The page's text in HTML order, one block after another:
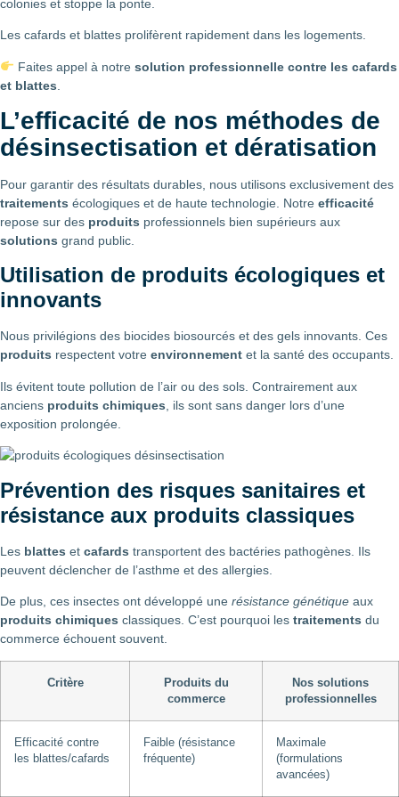
colonies et stoppe la ponte.
Les cafards et blattes prolifèrent rapidement dans les logements.
Faites appel à notre solution professionnelle contre les cafards
et blattes
L’efficacité de nos méthodes de
désinsectisation et dératisation
Pour garantir des résultats durables, nous utilisons exclusivement des
traitements écologiques et de haute technologie. Notre efficacité
repose sur des produits professionnels bien supérieurs aux
solutions grand public.
Utilisation de produits écologiques et
innovants
Nous privilégions des biocides biosourcés et des gels innovants. Ces
produits respectent votre environnement et la santé des occupants.
Ils évitent toute pollution de l’air ou des sols. Contrairement aux
anciens produits chimiques , ils sont sans danger lors d’une
exposition prolongée.
Prévention des risques sanitaires et
résistance aux produits classiques
Les blattes et cafards transportent des bactéries pathogènes. Ils
peuvent déclencher de l’asthme et des allergies.
De plus, ces insectes ont développé une résistance génétique aux
produits chimiques classiques. C’est pourquoi les traitements du
commerce échouent souvent.
Critère
Produits du
commerce
Nos solutions
professionnelles
Efficacité contre
les blattes/cafards
Faible (résistance
fréquente)
Maximale
(formulations
avancées)